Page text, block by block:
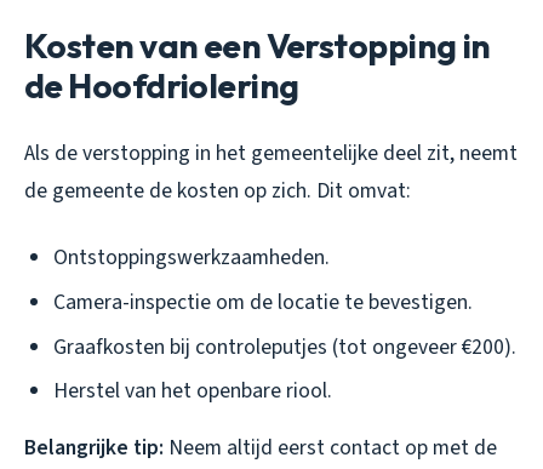
Kosten van een Verstopping in
de Hoofdriolering
Als de verstopping in het gemeentelijke deel zit, neemt
de gemeente de kosten op zich. Dit omvat:
Ontstoppingswerkzaamheden.
Camera-inspectie om de locatie te bevestigen.
Graafkosten bij controleputjes (tot ongeveer €200).
Herstel van het openbare riool.
Belangrijke tip: Neem altijd eerst contact op met de